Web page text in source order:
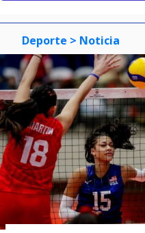
Deporte > Noticia